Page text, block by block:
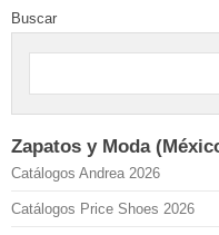
Buscar
Zapatos y Moda
Catálogos Andrea 2026
Catálogos Price Shoes 2026